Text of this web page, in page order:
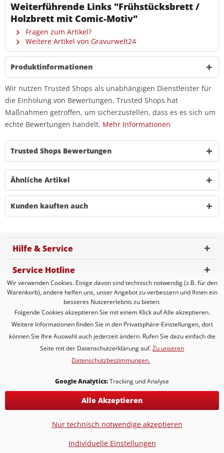
Weiterführende Links "Frühstücksbrett /
Holzbrett mit Comic-Motiv"
Fragen zum Artikel?
Weitere Artikel von Gravurwelt24
Produktinformationen
Wir nutzen Trusted Shops als unabhängigen Dienstleister für
die Einholung von Bewertungen. Trusted Shops hat
Maßnahmen getroffen, um sicherzustellen, dass es es sich um
echte Bewertungen handelt. Mehr Informationen
Trusted Shops Bewertungen
Ähnliche Artikel
Kunden kauften auch
Hilfe & Service
Service Hotline
Kundenbewertung
Zahlungsmöglichkeiten
Versandarten
* Alle Preise inkl. gesetzl. Mehrwertsteuer zzgl.
Länder entnehmen Sie bitte der Schaltfläche mit den
Versandinformationen
Wir verwenden Cookies. Einige davon sind technisch notwendig (z.B. für den
Warenkorb), andere helfen uns, unser Angebot zu verbessern und Ihnen ein
besseres Nutzererlebnis zu bieten.
Folgende Cookies akzeptieren Sie mit einem Klick auf Alle akzeptieren.
Weitere Informationen finden Sie in den Privatsphäre-Einstellungen, dort
können Sie Ihre Auswahl auch jederzeit ändern. Rufen Sie dazu einfach die
Seite mit der Datenschutzerklärung auf.Zu unseren
Datenschutzbestimmungen.
Google Analytics:Tracking und Analyse
Individuelle Einstellungen
Nur technisch notwendige akzeptieren
Alle Akzeptieren